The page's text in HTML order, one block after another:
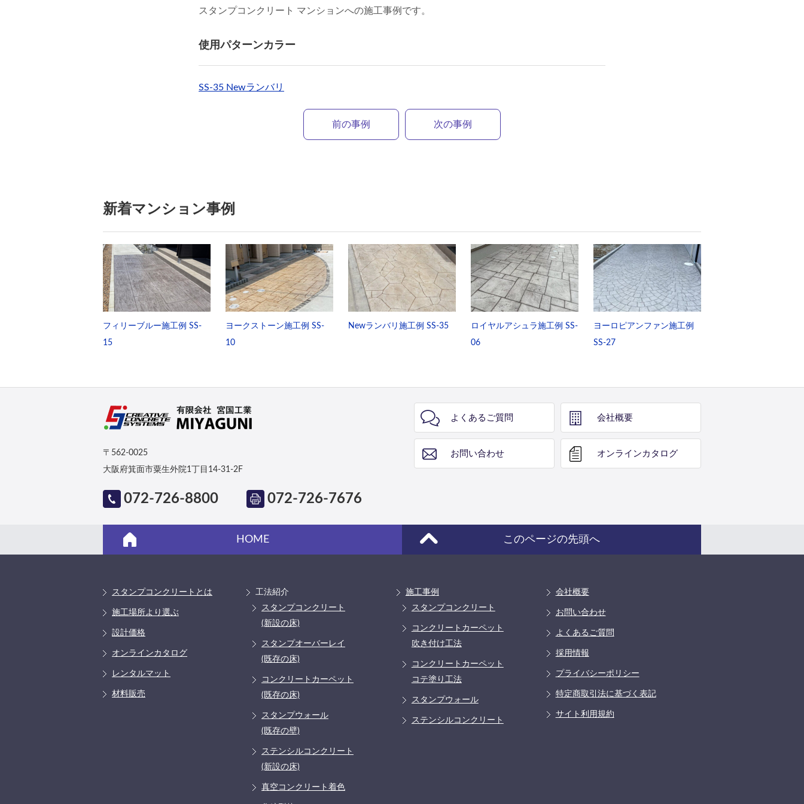
スタンプコンクリート マンションへの施工事例です。
使用パターンカラー
SS-35 Newランバリ
前の事例 次の事例
新着マンション事例
フィリーブルー施工例 SS-
15
ヨークストーン施工例 SS-
10
Newランバリ施工例 SS-35
ロイヤルアシュラ施工例 SS-
06
ヨーロピアンファン施工例
SS-27
〒562-0025
大阪府箕面市粟生外院1丁目14-31-2F
072-726-8800 072-726-7676
よくあるご質問 会社概要
お問い合わせ オンライン カタログ
HOME このページの先頭へ
スタンプコンクリートとは
施工場所より選ぶ
設計価格
オンラインカタログ
レンタルマット
材料販売
工法紹介
スタンプコンクリート
(新設の床)
スタンプオーバーレイ
(既存の床)
コンクリートカーペット
(既存の床)
スタンプウォール
(既存の壁)
ステンシルコンクリート
(新設の床)
真空コンクリート着色
施工事例
スタンプコンクリート
コンクリートカーペット
吹き付け工法
コンクリートカーペット
コテ塗り工法
スタンプウォール
ステンシルコンクリート
会社概要
お問い合わせ
よくあるご質問
採用情報
プライバシーポリシー
特定商取引法に基づく表記
サイト利用規約